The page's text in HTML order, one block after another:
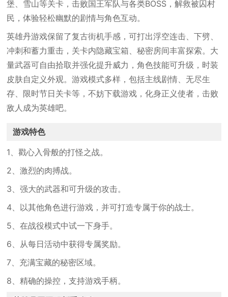
堡、雪山等关卡，击败国王军队与各类BOSS，解救被囚村
民，体验轻松幽默的剧情与角色互动。
英雄丹游戏保留了复古街机手感，可打出浮空连击、下劈、
冲刺和蓄力重击，关卡内隐藏宝箱、秘密房间丰富探索。大
量武器可自由拾取并强化提升威力，角色技能可升级，时装
皮肤自定义外观。游戏模式多样，包括主线剧情、无尽生
存、限时节日关卡等，不妨下载游戏，化身正义使者，击败
敌人成为英雄吧。
游戏特色
1、戳心入骨般的打怪之战。
2、激烈的肉搏战。
3、强大的武器和可升级的攻击。
4、以其他角色进行游戏，并可打造专属于你的战士。
5、在战役模式中试一下身手。
6、从每日活动中获得专属奖励。
7、充满宝藏的秘密区域。
8、精确的操控，支持游戏手柄。